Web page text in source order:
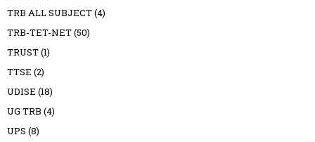
TRB ALL SUBJECT(4)
TRB-TET-NET(50)
TRUST(1)
TTSE (2)
UDISE (18)
UG TRB (4)
UPS (8)